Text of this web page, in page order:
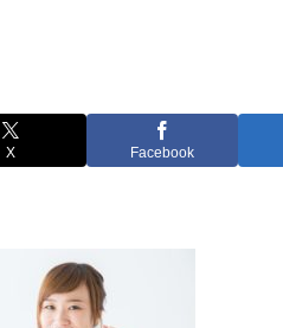
X Facebook